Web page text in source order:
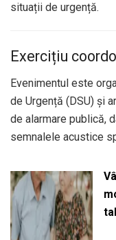
situații de urgență.
Exercițiu
Evenimentul este
de Urgență (DSU) și
de alarmare publică,
semnalele acustice